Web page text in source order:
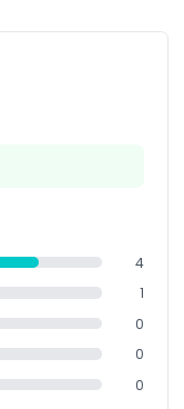
4
1
0
0
0